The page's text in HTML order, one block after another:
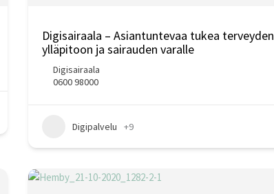
Digisairaala – Asiantuntevaa tukea terveyden
ylläpitoon ja sairauden varalle
Digisairaala
0600 98000
Digipalvelu +9